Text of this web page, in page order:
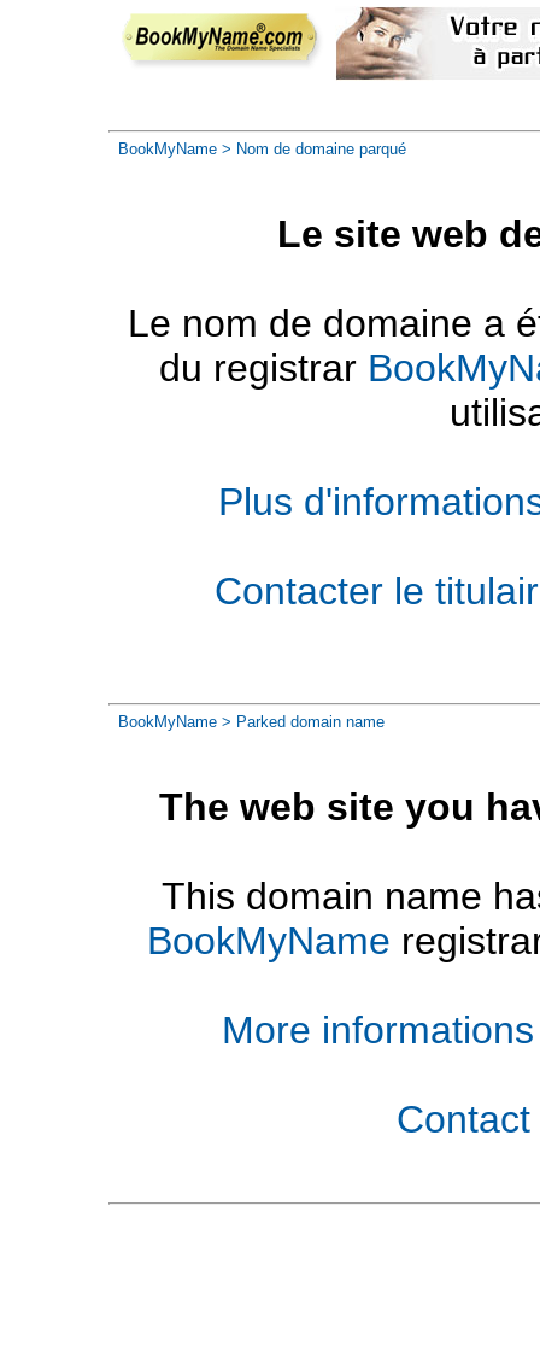
BookMyName > Nom de domaine parqué
Le site web
Le nom de domaine a
du registrar
Plus
Contacter le
BookMyName > Parked domain name
The web site you
This domain name
BookMyName
More